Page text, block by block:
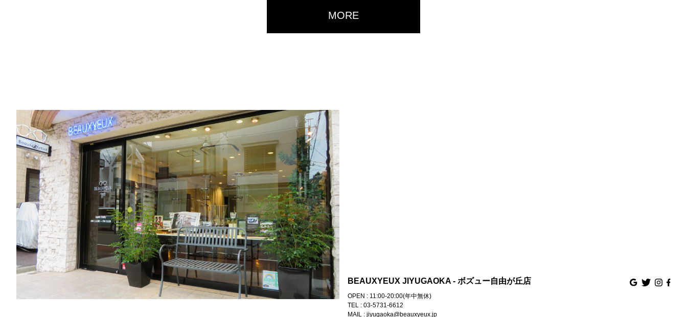
MORE
BEAUXYEUX JIYUGAOKA - ボズュー自由が丘店
OPEN : 11:00-20:00(年中無休)
TEL : 03-5731-6612
MAIL : jiyugaoka@beauxyeux.jp